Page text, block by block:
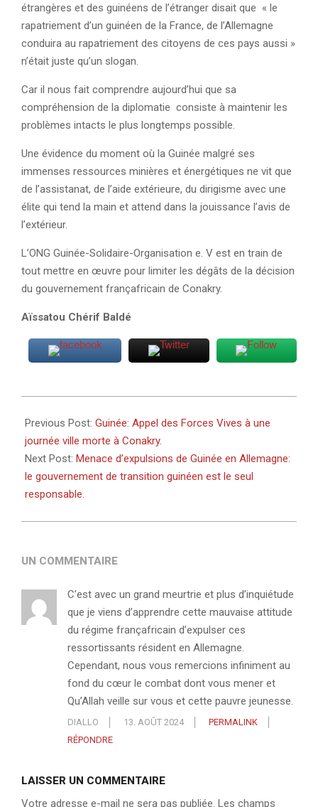
étrangères et des guinéens de l’étranger disait que « le
rapatriement d’un guinéen de la France, de l’Allemagne
conduira au rapatriement des citoyens de ces pays aussi »
n’était juste qu’un slogan.
Car il nous fait comprendre aujourd’hui que sa
compréhension de la diplomatie consiste à maintenir les
problèmes intacts le plus longtemps possible.
Une évidence du moment où la Guinée malgré ses
immenses ressources minières et énergétiques ne vit que
de l’assistanat, de l’aide extérieure, du dirigisme avec une
élite qui tend la main et attend dans la jouissance l’avis de
l’extérieur.
L’ONG Guinée-Solidaire-Organisation e. V est en train de
tout mettre en œuvre pour limiter les dégâts de la décision
du gouvernement françafricain de Conakry.
Aïssatou Chérif Baldé
08-
13
Previous Post: Guinée: Appel des Forces Vives à une
journée ville morte à Conakry.
Next Post: Menace d’expulsions de Guinée en Allemagne:
le gouvernement de transition guinéen est le seul
responsable.
UN COMMENTAIRE
C’est avec un grand meurtrie et plus d’inquiétude
que je viens d’apprendre cette mauvaise attitude
du régime françafricain d’expulser ces
ressortissants résident en Allemagne.
Cependant, nous vous remercions infiniment au
fond du cœur le combat dont vous mener et
Qu’Allah veille sur vous et cette pauvre jeunesse.
DIALLO 13. AOÛT 2024
PERMALINK
RÉPONDRE
LAISSER UN COMMENTAIRE
Votre adresse e-mail ne sera pas publiée. Les champs